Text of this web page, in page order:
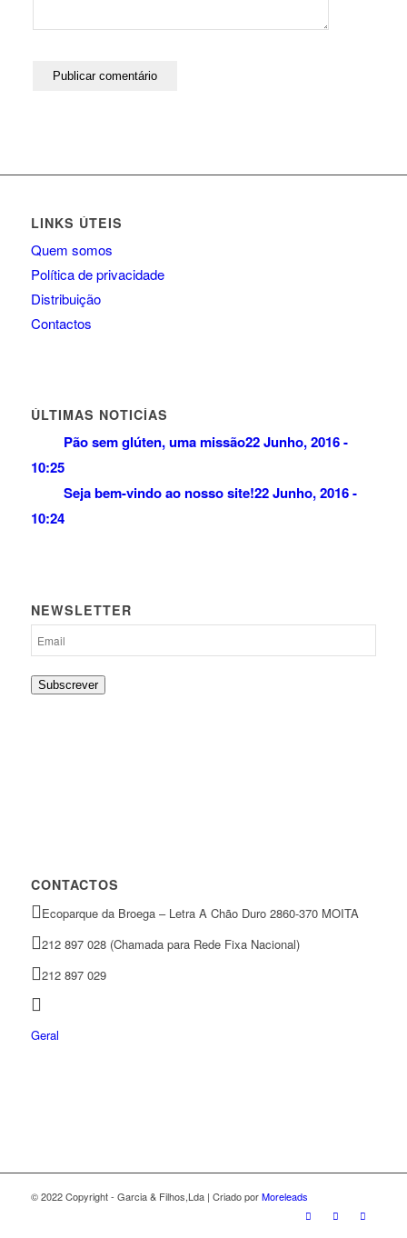
LINKS ÚTEIS
Quem somos
Política de privacidade
Distribuição
Contactos
ÚLTIMAS NOTICÍAS
Pão sem glúten, uma missão22 Junho, 2016 -
10:25
Seja bem-vindo ao nosso site!22 Junho, 2016 -
10:24
NEWSLETTER
Subscrever
CONTACTOS
Ecoparque da Broega – Letra A Chão Duro 2860-370 MOITA
212 897 028 (Chamada para Rede Fixa Nacional)
212 897 029
Geral
© 2022 Copyright - Garcia & Filhos,Lda | Criado porMoreleads